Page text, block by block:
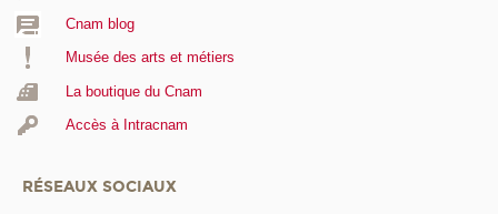
Cnam blog
Musée des arts et métiers
La boutique du Cnam
Accès à Intracnam
RÉSEAUX SOCIAUX